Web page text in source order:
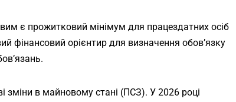
є прожитковий мінімум для працездатних осіб
фінансовий орієнтир для визначення обов’язку
зміни в майновому стані (ПСЗ). У 2026 році